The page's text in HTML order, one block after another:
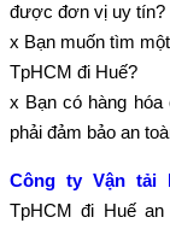
được đơn vị uy tín?
x Bạn muốn tìm
TpHCM đi Huế?
x Bạn có hàng
phải đảm bảo an
Công ty Vận tải
TpHCM đi Huế